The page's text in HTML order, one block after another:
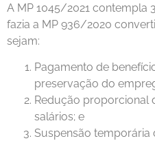
A MP 1045/2021 contempla
fazia a MP 936/2020
sejam:
Pagamento de
preservação do
Redução proporcional
salários; e
Suspensão temporária